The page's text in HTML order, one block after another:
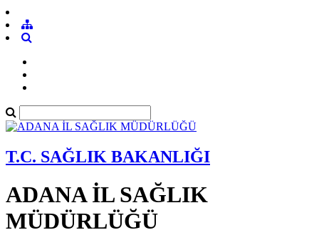
T.C. SAĞLIK BAKANLIĞI
ADANA İL SAĞLIK
MÜDÜRLÜĞÜ